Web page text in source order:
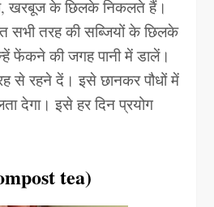
खरबूज के छिलके निकलते हैं।
सभी तरह की सब्जियों के छिलके
फेंकने की जगह पानी में डालें।
से रहने दें। इसे छानकर पौधों में
देगा। इसे हर दिन प्रयोग
tea)